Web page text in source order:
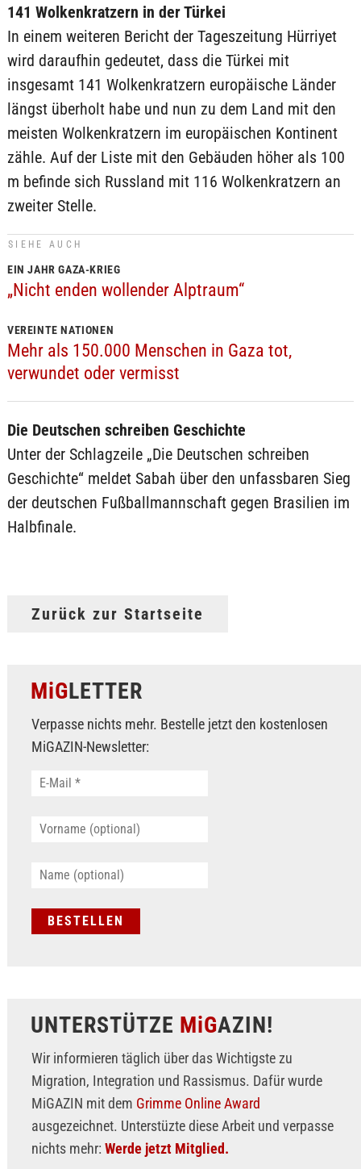
141 Wolkenkratzern in der Türkei
In einem weiteren Bericht der Tageszeitung Hürriyet
wird daraufhin gedeutet, dass die Türkei mit
insgesamt 141 Wolkenkratzern europäische Länder
längst überholt habe und nun zu dem Land mit den
meisten Wolkenkratzern im europäischen Kontinent
zähle. Auf der Liste mit den Gebäuden höher als 100
m befinde sich Russland mit 116 Wolkenkratzern an
zweiter Stelle.
SIEHE AUCH
EIN JAHR GAZA-KRIEG
„Nicht enden wollender Alptraum“
VEREINTE NATIONEN
Mehr als 150.000 Menschen in Gaza tot,
verwundet oder vermisst
Die Deutschen schreiben Geschichte
Unter der Schlagzeile „Die Deutschen schreiben
Geschichte“ meldet Sabah über den unfassbaren Sieg
der deutschen Fußballmannschaft gegen Brasilien im
Halbfinale.
Zurück zur Startseite
MiGLETTER
Verpasse nichts mehr. Bestelle jetzt den kostenlosen
MiGAZIN-Newsletter:
UNTERSTÜTZE MiGAZIN!
Wir informieren täglich über das Wichtigste zu
Migration, Integration und Rassismus. Dafür wurde
MiGAZIN mit dem Grimme Online Award
ausgezeichnet. Unterstüzte diese Arbeit und verpasse
nichts mehr: Werde jetzt Mitglied.